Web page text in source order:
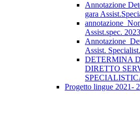
Annotazione
gara
Assist.spec.
Assist.
DETERMINA
DIRETTO
Progetto lingue 2021-